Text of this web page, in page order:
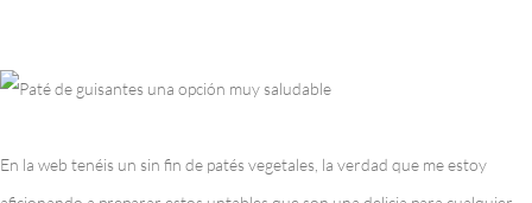
En la web tenéis un sin fin de patés vegetales, la verdad que me estoy